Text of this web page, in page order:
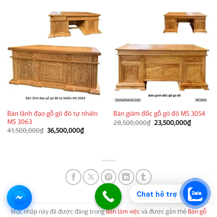
Chat hỗ trợ
Bàn lãnh đạo gỗ gõ đỏ tự nhiên
MS 3063
41,500,000₫ Giá
gốc
36,500,000₫Giá
hiện
Bàn giám đốc gỗ gõ đỏ MS 3054
28,500,000₫ Giá
gốc
23,500,000₫Giá
hiện
Mục nhập này đã được đăng trongBàn làm việcvà được gắn thẻ Bàn gỗ